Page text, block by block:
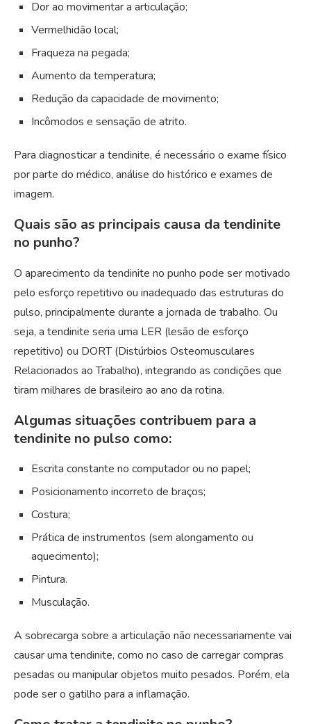
Dor ao movimentar a articulação;
Vermelhidão local;
Fraqueza na pegada;
Aumento da temperatura;
Redução da capacidade de movimento;
Incômodos e sensação de atrito.
Para diagnosticar a tendinite, é necessário o exame físico
por parte do médico, análise do histórico e exames de
imagem.
Quais são as principais causa da tendinite
no punho?
O aparecimento da tendinite no punho pode ser motivado
pelo esforço repetitivo ou inadequado das estruturas do
pulso, principalmente durante a jornada de trabalho. Ou
seja, a tendinite seria uma LER (lesão de esforço
repetitivo) ou DORT (Distúrbios Osteomusculares
Relacionados ao Trabalho), integrando as condições que
tiram milhares de brasileiro ao ano da rotina.
Algumas situações contribuem para a
tendinite no pulso como:
Escrita constante no computador ou no papel;
Posicionamento incorreto de braços;
Costura;
Prática de instrumentos (sem alongamento ou
aquecimento);
Pintura.
Musculação.
A sobrecarga sobre a articulação não necessariamente vai
causar uma tendinite, como no caso de carregar compras
pesadas ou manipular objetos muito pesados. Porém, ela
pode ser o gatilho para a inflamação.